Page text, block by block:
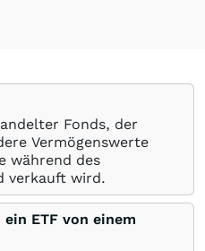
Fonds, der
Vermögenswerte
während des
verkauft wird.
ETF von einem